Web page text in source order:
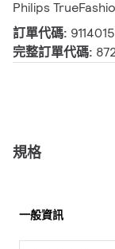
Philips
訂單代碼:
完整訂單代碼:
規格
一般資訊